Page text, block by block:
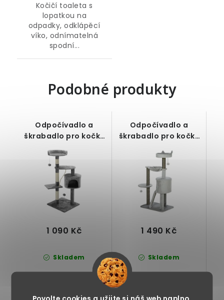
Kočičí toaleta s
lopatkou na
odpadky, odklápěcí
víko, odnímatelná
spodní...
Podobné produkty
Odpočívadlo a
škrabadlo pro kočky
se 3 vyhlídkami,
jeskyní, míčky a
lanem, šedé, výška
112 cm
Skladem
1 090 Kč
Odpočívadlo a
škrabadlo pro kočky
vyhlídkami, světle
šedé, výška 113 cm
Skladem
1 490 Kč